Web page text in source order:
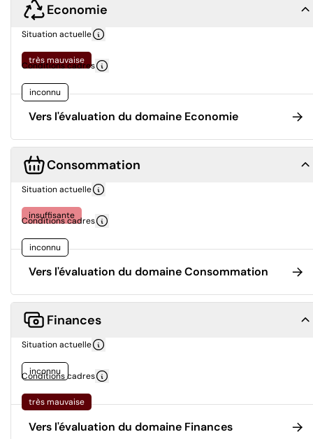
Economie
Situation actuelle
très mauvaise
Conditions cadres
inconnu
Vers l'évaluation du domaine Economie
Consommation
Situation actuelle
insuffisante
Conditions cadres
inconnu
Vers l'évaluation du domaine Consommation
Finances
Situation actuelle
inconnu
Conditions cadres
très mauvaise
Vers l'évaluation du domaine Finances